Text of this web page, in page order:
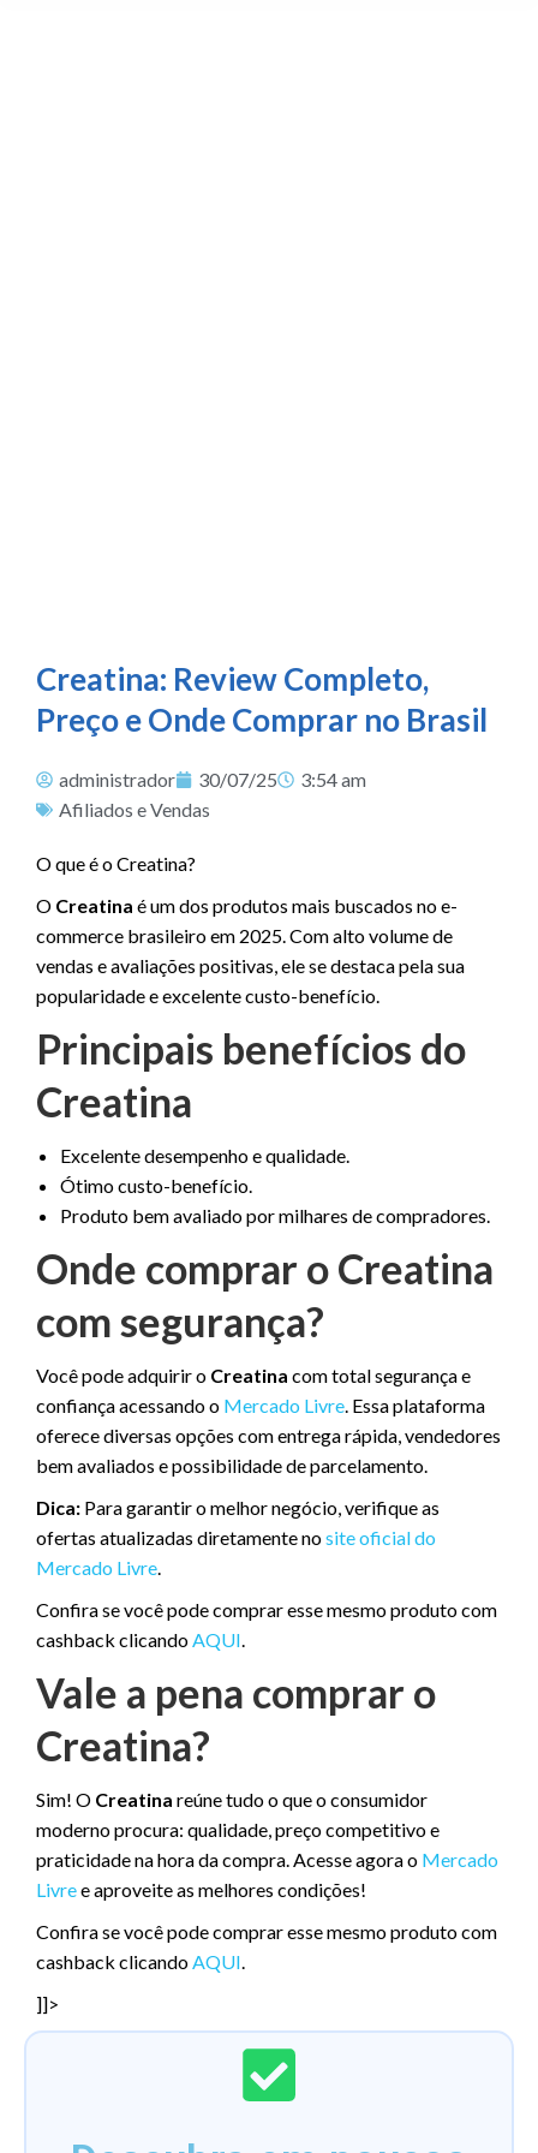
Creatina: Review Completo,
Preço e Onde Comprar no Brasil
administrador 30/07/25
3:54 am
Afiliados e Vendas
O que é o Creatina?
O Creatina é um dos produtos mais buscados no e-
commerce brasileiro em 2025. Com alto volume de
vendas e avaliações positivas, ele se destaca pela sua
popularidade e excelente custo-benefício.
Principais benefícios do
Creatina
Excelente desempenho e qualidade.
Ótimo custo-benefício.
Produto bem avaliado por milhares de compradores.
Onde comprar o Creatina
com segurança?
Você pode adquirir o Creatina com total segurança e
confiança acessando o Mercado Livre. Essa plataforma
oferece diversas opções com entrega rápida, vendedores
bem avaliados e possibilidade de parcelamento.
Dica: Para garantir o melhor negócio, verifique as
ofertas atualizadas diretamente nosite oficial do
Mercado Livre.
Confira se você pode comprar esse mesmo produto com
cashback clicandoAQUI.
Vale a pena comprar o
Creatina?
Sim! O Creatina reúne tudo o que o consumidor
moderno procura: qualidade, preço competitivo e
praticidade na hora da compra. Acesse agora o Mercado
Livree aproveite as melhores condições!
Confira se você pode comprar esse mesmo produto com
cashback clicandoAQUI.
]]>